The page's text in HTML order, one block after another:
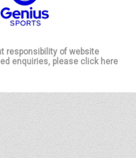
responsibility of website
enquiries, please click here